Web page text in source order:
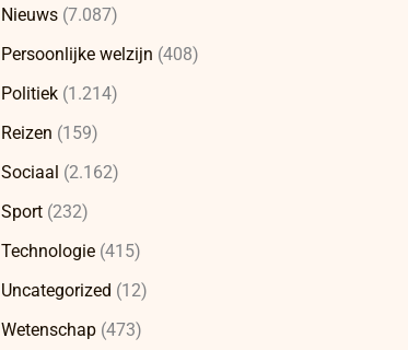
Nieuws (7.087)
Persoonlijke welzijn (408)
Politiek (1.214)
Reizen (159)
Sociaal (2.162)
Sport (232)
Technologie (415)
Uncategorized (12)
Wetenschap (473)